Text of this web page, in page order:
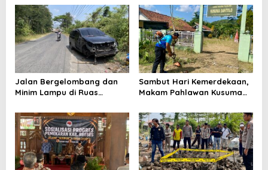
Indonesia
Tembus 10,2 Ton per Hektare
Jalan Bergelombang dan
Minim Lampu di Ruas
Telan Korban, Innova
Hantam Pohon di
Bantarkawung
Sambut Hari Kemerdekaan,
Makam Pahlawan Kusuma
Dibersihkan